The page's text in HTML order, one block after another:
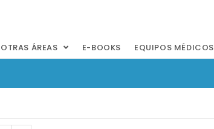
OTRAS ÁREAS E-BOOKS EQUIPOS MÉDICOS